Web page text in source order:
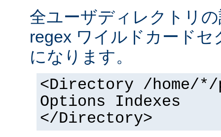
全ユーザディレクトリ
regex ワイルドカード
になります。
<Directory /home/
Options Indexes
</Directory>